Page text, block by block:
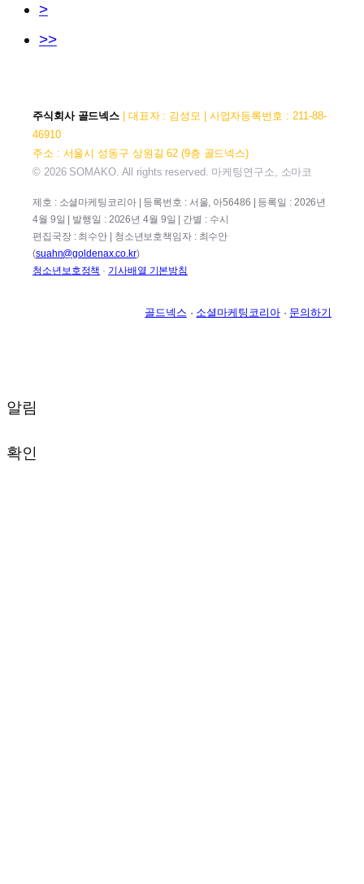
>
>>
주식회사 골드넥스 | 대표자 : 김성모 | 사업자등록번호 : 211-88-
46910
주소 : 서울시 성동구 상원길 62 (9층 골드넥스)
© 2026 SOMAKO. All rights reserved. 마케팅연구소, 소마코
제호 : 소셜마케팅코리아 | 등록번호 : 서울, 아56486 | 등록일 : 2026년
4월 9일 | 발행일 : 2026년 4월 9일 | 간별 : 수시
편집국장 : 최수안 | 청소년보호책임자 : 최수안
(suahn@goldenax.co.kr)
청소년보호정책 · 기사배열 기본방침
골드넥스 · 소셜마케팅코리아· 문의하기
알림
확인